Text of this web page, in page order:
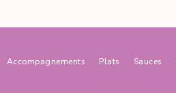
Accompagnements Plats Sauces